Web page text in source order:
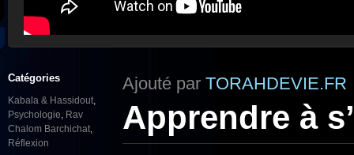
Catégories
Kabala & Hassidout,
Psychologie, Rav
Chalom Barchichat,
Réflexion
Ajouté par TORAHDEVIE.FR
Apprendre à